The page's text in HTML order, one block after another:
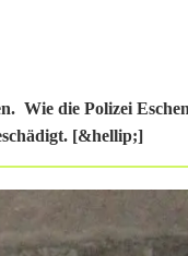
Wie die Polizei
[&hellip;]